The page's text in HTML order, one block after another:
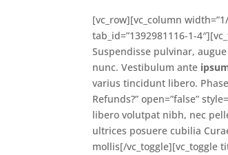
[vc_row][vc_column
tab_id=”1392981116-1-
Suspendisse pulvinar,
nunc. Vestibulum ante
varius tincidunt libero.
Refunds?” open=”false”
libero volutpat nibh, nec
ultrices posuere cubilia
mollis[/vc_toggle][vc_toggle